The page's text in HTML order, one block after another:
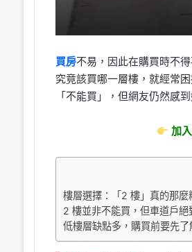
買房不易，因此在購買時不
究竟該買哪一層樓，就經常
「不能買」，但網友仍然感
加
樓層選擇：「2 樓」真的那麼
2 樓並非不能買，但車道戶絕
低樓層缺點多，購買前要先了